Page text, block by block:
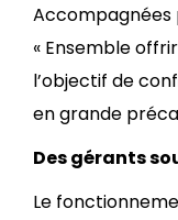
Accompagnées
« Ensemble
l’objectif de
en grande
Des gérants
Le